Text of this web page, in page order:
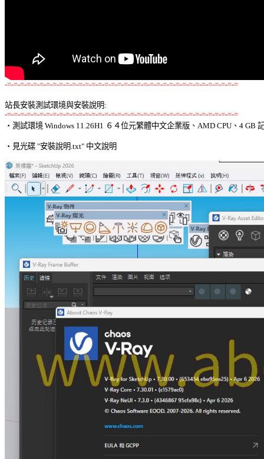
-=-=-=-=-=-=-=-=-=-=-=-=-=-=-=-=-=-=-=-=-=-=-=-=-=-=-=-=-=-=-=-=-=-=-=-=
站長安裝測試環境與安裝說明:
-=-=-=-=-=-=-=-=-=-=-=-=-=-=-=-=-=-=-=-=-=-=-=-=-=-=-=-=-=-=-=-=-=-=-=-=
‧測試環境 Windows 11.26H1 ６４位元繁體中文企業版、AMD CPU、4 GB
‧見光碟 "安裝說明.txt" 中文說明